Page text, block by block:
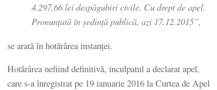
4.297,66 lei despăgubiri civile. Cu drept de apel.
Pronunţată în şedinţă publică, azi 17.12.2015”,
se arată în hotărârea instanţei.
Hotărârea nefiind definitivă, inculpatul a declarat apel,
care s-a înregistrat pe 19 ianuarie 2016 la Curtea de Apel